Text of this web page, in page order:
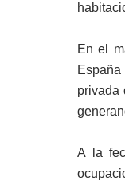
En el
privada
A la